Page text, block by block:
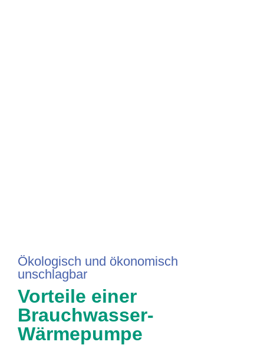
Ökologisch und ökonomisch
unschlagbar
Vorteile einer
Brauchwasser-
Wärmepumpe